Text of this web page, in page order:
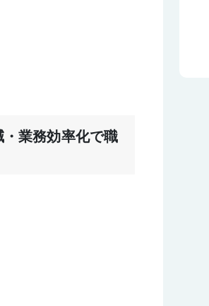
業務効率化で職